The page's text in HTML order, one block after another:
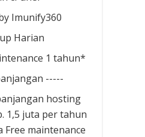
Imunify360
Harian
1 tahun*
-----
hosting
1,5 juta per tahun
Free maintenance